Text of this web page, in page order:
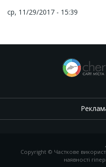
ср, 11/29/2017 - 15:39
Copyright © Часткове
наявності